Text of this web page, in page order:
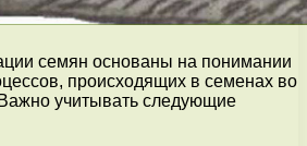
семян основаны на понимании
происходящих в семенах во
учитывать следующие